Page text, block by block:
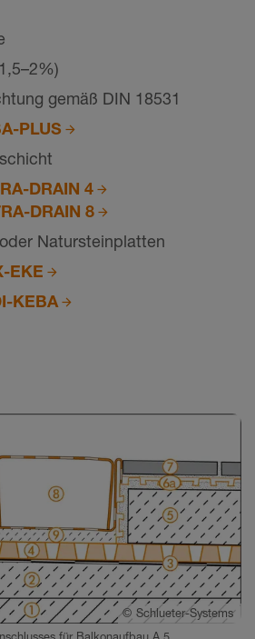
gemäß DIN 18531
PLUS
DRAIN 4
DRAIN 8
Natursteinplatten
EKE
KEBA
© Schlueter-Systems